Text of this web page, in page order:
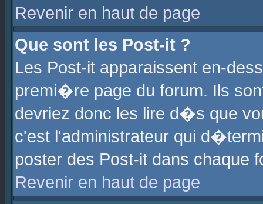
Revenir en haut de page
Que sont les Post-it ?
Les Post-it apparaissent en-
premi�re page du forum. Ils
devriez donc les lire d�s que
c'est l'administrateur qui
poster des Post-it dans chaque
Revenir en haut de page